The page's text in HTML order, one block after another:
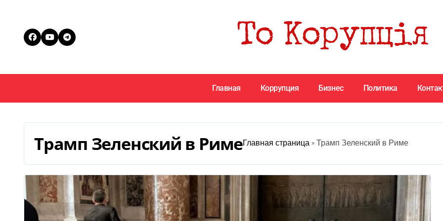
Главная Коррупция Бизнес Политика
Трамп Зеленский в РимеГлавная страница »Трамп Зеленский в Риме